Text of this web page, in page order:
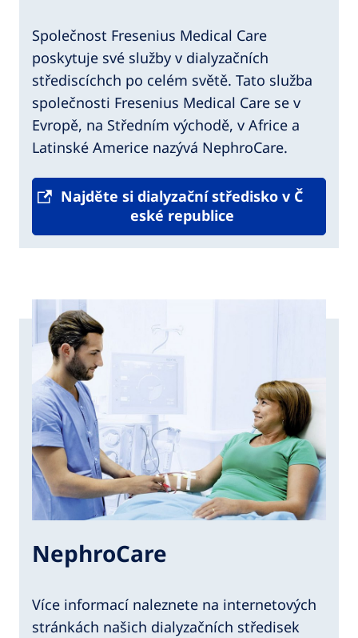
Společnost Fresenius Medical Care
poskytuje své služby v dialyzačních
střediscíchch po celém světě. Tato služba
společnosti Fresenius Medical Care se v
Evropě, na Středním východě, v Africe a
Latinské Americe nazývá NephroCare.
Najděte si dialyzační středisko v Č
eské republice
NephroCare
Více informací naleznete na internetových
stránkách našich dialyzačních středisek